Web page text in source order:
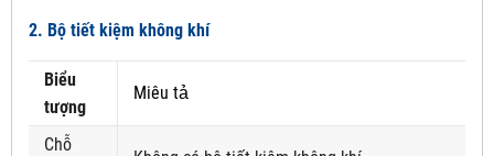
2. Bộ tiết kiệm không khí
Biểu
tượng
Miêu tả
Chỗ